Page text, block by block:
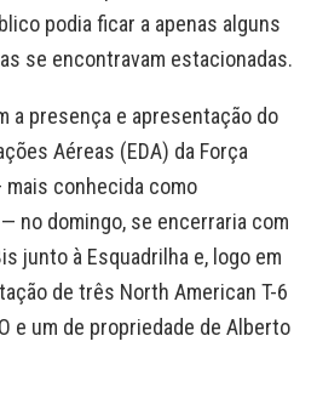
podia ficar a apenas alguns
se encontravam estacionadas.
a presença e apresentação do
Aéreas (EDA) da Força
mais conhecida como
no domingo, se encerraria com
junto à Esquadrilha e, logo em
de três North American T-6
e um de propriedade de Alberto